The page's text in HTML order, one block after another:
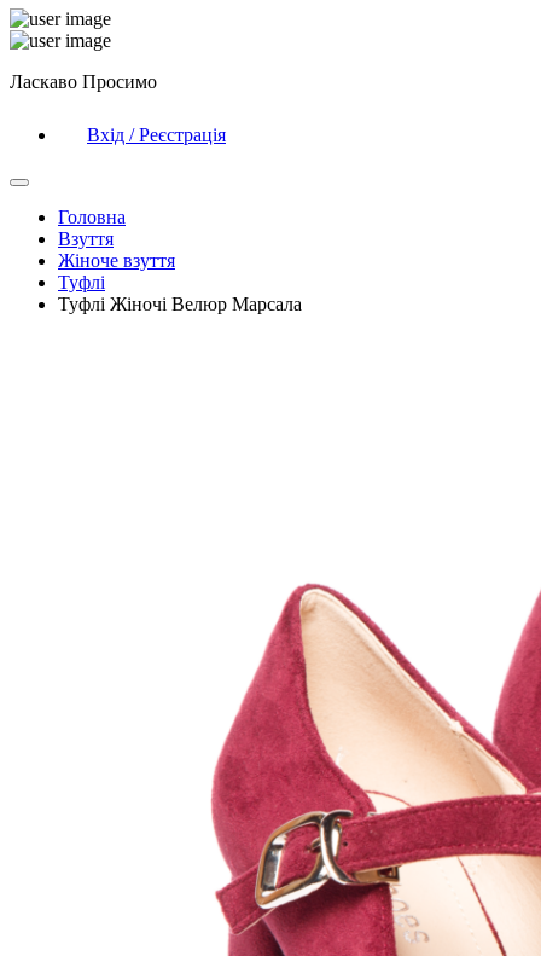
Ласкаво Просимо
Вхід / Реєстрація
Головна
Взуття
Жіноче взуття
Туфлі
Туфлі Жіночі Велюр Марсала